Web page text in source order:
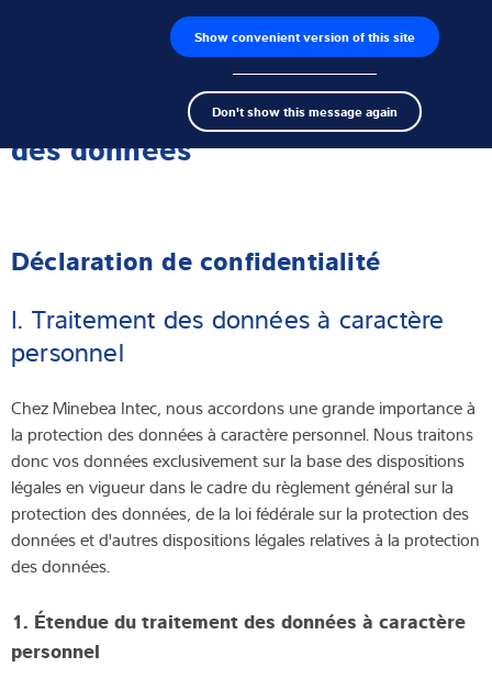
Show convenient version of this site
Don't show this message again
Recherche de produits Emplois
Électroniques de pesage
Solutions d'inspection
Logiciels
Solutions individuelles
Service
Solutions Industrielles
Expertise et connaissances
Informations sur la protection
des données
Déclaration de confidentialité
I. Traitement des données à caractère
personnel
Chez Minebea Intec, nous accordons une grande importance à
la protection des données à caractère personnel. Nous traitons
donc vos données exclusivement sur la base des dispositions
légales en vigueur dans le cadre du règlement général sur la
protection des données, de la loi fédérale sur la protection des
données et d'autres dispositions légales relatives à la protection
des données.
1. Étendue du traitement des données à caractère
personnel